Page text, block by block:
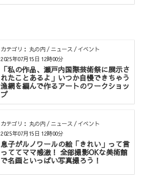
カテゴリ： 丸の内 / ニュース / イベント
「私の作品、瀬戸内国際芸術祭に展示さ
れたことあるよ」いつか自慢できちゃう
漁網を編んで作るアートのワークショッ
プ
2025年07月15日 12時00分
カテゴリ： 丸の内 / ニュース / イベント
息子がルノワールの絵「きれい」って言
っててママ感激！ 全部撮影OKな美術館
で名画といっぱい写真撮ろう！
2025年07月15日 12時00分